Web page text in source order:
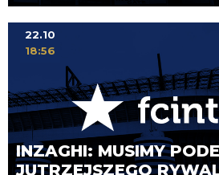
INZAGHI: MUSIMY
JUTRZEJSZEGO
22.10
18:56